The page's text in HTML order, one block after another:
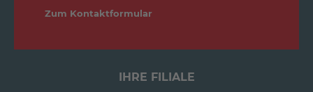
Zum Kontaktformular
IHRE FILIALE